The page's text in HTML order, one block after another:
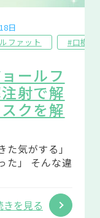
日
ファット #口横
ールフ
射で解
クを解
た気がする」
た」 そんな違
きを見る